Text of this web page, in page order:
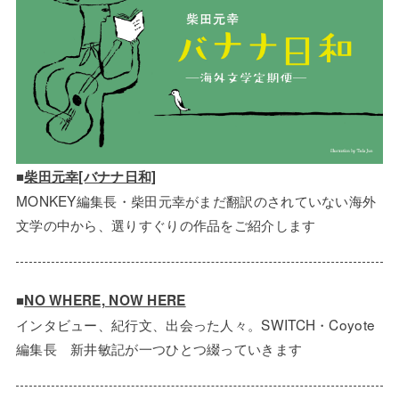
■柴田元幸[バナナ日和]
MONKEY編集長・柴田元幸がまだ翻訳のされていない海外
文学の中から、選りすぐりの作品をご紹介します
■NO WHERE, NOW HERE
インタビュー、紀行文、出会った人々。SWITCH・Coyote
編集長 新井敏記が一つひとつ綴っていきます